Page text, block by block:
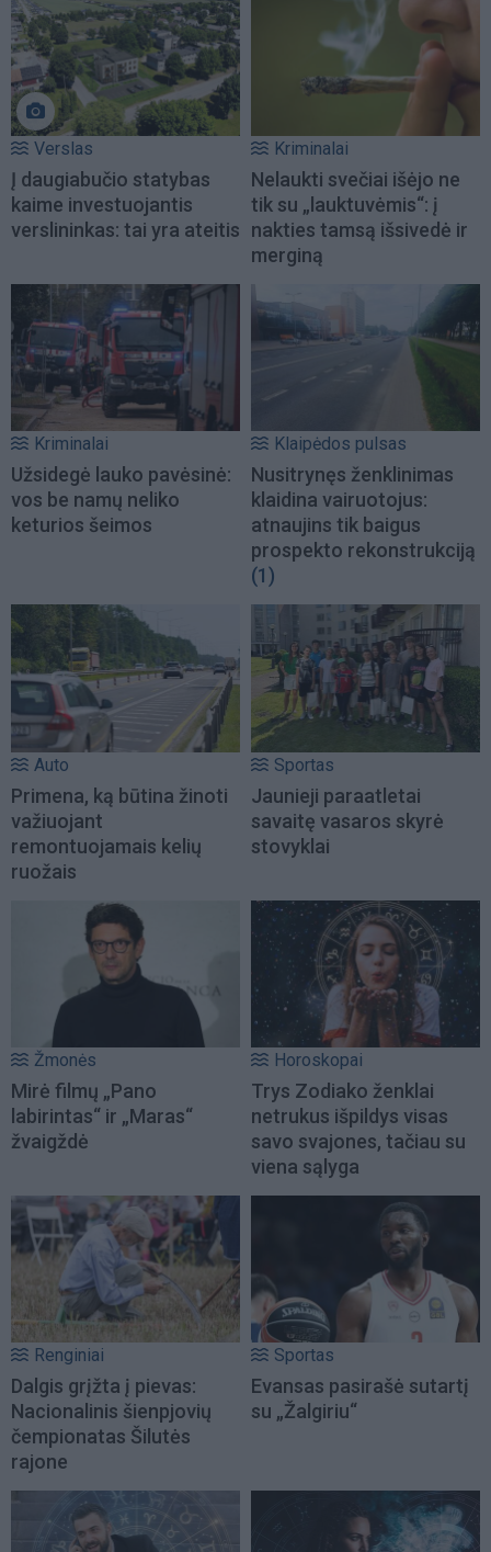
Verslas
Į daugiabučio statybas
kaime investuojantis
verslininkas: tai yra ateitis
Kriminalai
Nelaukti svečiai išėjo ne
tik su „lauktuvėmis“: į
nakties tamsą išsivedė ir
merginą
Kriminalai
Užsidegė lauko pavėsinė:
vos be namų neliko
keturios šeimos
Klaipėdos pulsas
Nusitrynęs ženklinimas
klaidina vairuotojus:
atnaujins tik baigus
prospekto rekonstrukciją
(1)
Auto
Primena, ką būtina žinoti
važiuojant
remontuojamais kelių
ruožais
Sportas
Jaunieji paraatletai
savaitę vasaros skyrė
stovyklai
Žmonės
Mirė filmų „Pano
labirintas“ ir „Maras“
žvaigždė
Horoskopai
Trys Zodiako ženklai
netrukus išpildys visas
savo svajones, tačiau su
viena sąlyga
Renginiai
Dalgis grįžta į pievas:
Nacionalinis šienpjovių
čempionatas Šilutės
rajone
Sportas
Evansas pasirašė sutartį
su „Žalgiriu“